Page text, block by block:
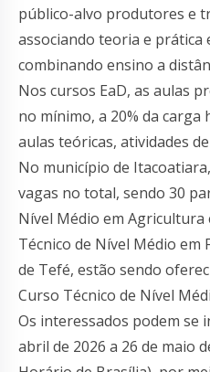
público-alvo produtores e
associando teoria e
combinando ensino a
Nos cursos EaD, as aulas
no mínimo, a 20% da
aulas teóricas, atividades
No município de
vagas no total, sendo 30
Nível Médio em Agricultura
Técnico de Nível Médio em
de Tefé, estão sendo
Curso Técnico de Nível
Os interessados podem se
abril de 2026 a 26 de maio